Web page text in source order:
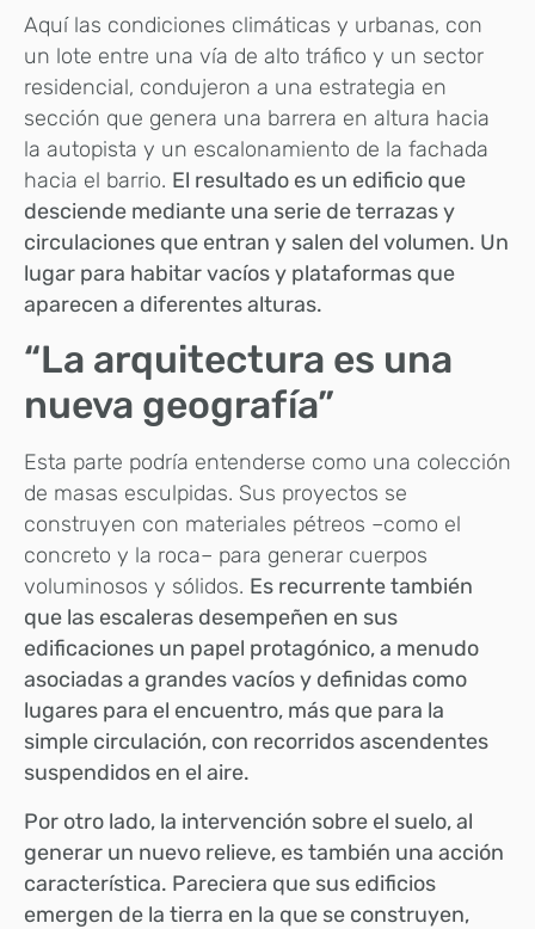
Aquí las condiciones climáticas y urbanas, con
un lote entre una vía de alto tráfico y un sector
residencial, condujeron a una estrategia en
sección que genera una barrera en altura hacia
la autopista y un escalonamiento de la fachada
hacia el barrio. El resultado es un edificio que
desciende mediante una serie de terrazas y
circulaciones que entran y salen del volumen. Un
lugar para habitar vacíos y plataformas que
aparecen a diferentes alturas.
“La arquitectura es una
nueva geografía”
Esta parte podría entenderse como una colección
de masas esculpidas. Sus proyectos se
construyen con materiales pétreos –como el
concreto y la roca– para generar cuerpos
voluminosos y sólidos. Es recurrente también
que las escaleras desempeñen en sus
edificaciones un papel protagónico, a menudo
asociadas a grandes vacíos y definidas como
lugares para el encuentro, más que para la
simple circulación, con recorridos ascendentes
suspendidos en el aire.
Por otro lado, la intervención sobre el suelo, al
generar un nuevo relieve, es también una acción
característica. Pareciera que sus edificios
emergen de la tierra en la que se construyen,